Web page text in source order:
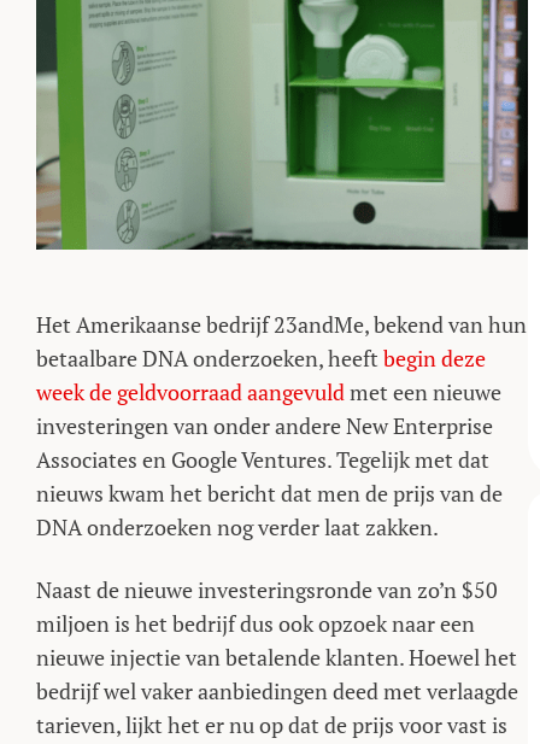
Het Amerikaanse bedrijf 23andMe, bekend van hun
betaalbare DNA onderzoeken, heeft begin deze
week de geldvoorraad aangevuld met een nieuwe
investeringen van onder andere New Enterprise
Associates en Google Ventures. Tegelijk met dat
nieuws kwam het bericht dat men de prijs van de
DNA onderzoeken nog verder laat zakken.
Naast de nieuwe investeringsronde van zo’n $50
miljoen is het bedrijf dus ook opzoek naar een
nieuwe injectie van betalende klanten. Hoewel het
bedrijf wel vaker aanbiedingen deed met verlaagde
tarieven, lijkt het er nu op dat de prijs voor vast is